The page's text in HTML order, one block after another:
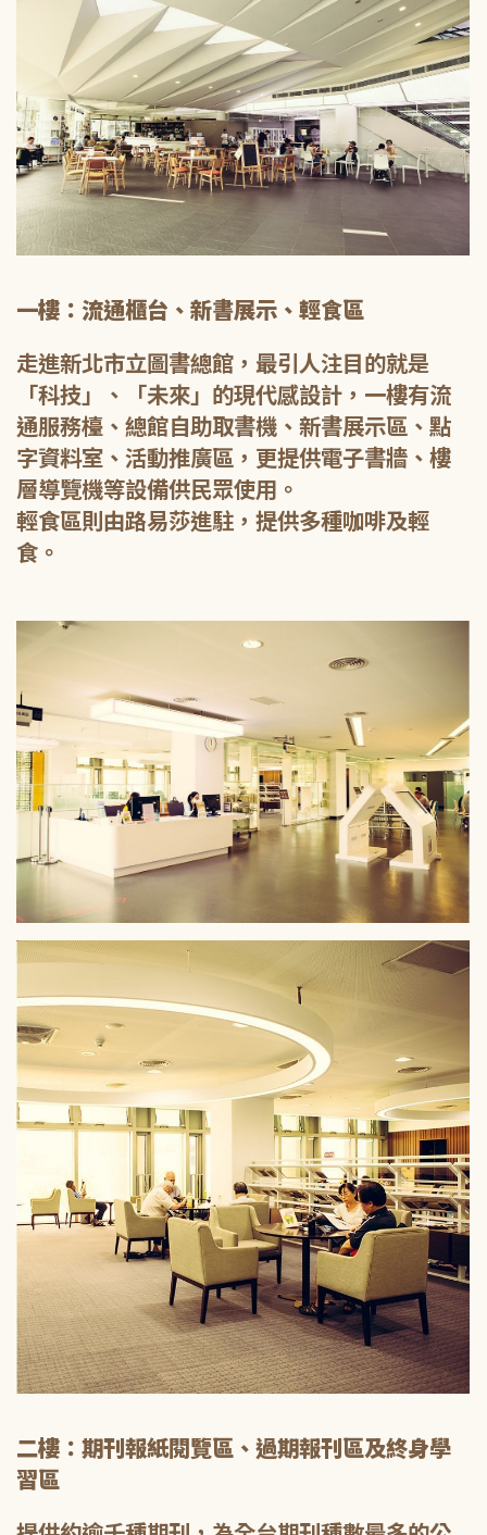
一樓：流通櫃台、新書展示、輕食區
走進新北市立圖書總館，最引人注目的就是
「科技」、「未來」的現代感設計，一樓有流
通服務檯、總館自助取書機、新書展示區、點
字資料室、活動推廣區，更提供電子書牆、樓
層導覽機等設備供民眾使用。
輕食區則由路易莎進駐，提供多種咖啡及輕
食。
二樓：期刊報紙閱覽區、過期報刊區及終身學
習區